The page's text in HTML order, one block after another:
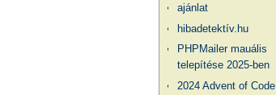
ajánlat
hibadetektív.hu
PHPMailer mauális
telepítése 2025-ben
2024 Advent of Code